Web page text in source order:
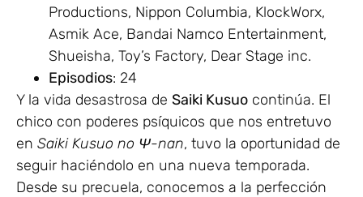
Productions, Nippon Columbia, KlockWorx,
Asmik Ace, Bandai Namco Entertainment,
Shueisha, Toy’s Factory, Dear Stage inc.
Episodios: 24
Y la vida desastrosa de Saiki Kusuo continúa. El
chico con poderes psíquicos que nos entretuvo
en Saiki Kusuo no Ψ-nan, tuvo la oportunidad de
seguir haciéndolo en una nueva temporada.
Desde su precuela, conocemos a la perfección